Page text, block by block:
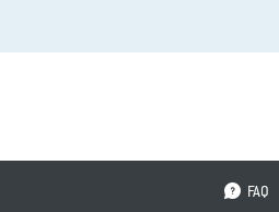
FAQ